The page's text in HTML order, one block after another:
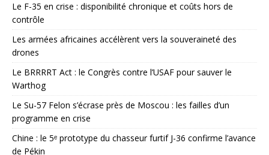
Le F-35 en crise : disponibilité chronique et coûts hors de
contrôle
Les armées africaines accélèrent vers la souveraineté des
drones
Le BRRRRT Act : le Congrès contre l’USAF pour sauver le
Warthog
Le Su-57 Felon s’écrase près de Moscou : les failles d’un
programme en crise
Chine : le 5ᵉ prototype du chasseur furtif J-36 confirme l’avance
de Pékin